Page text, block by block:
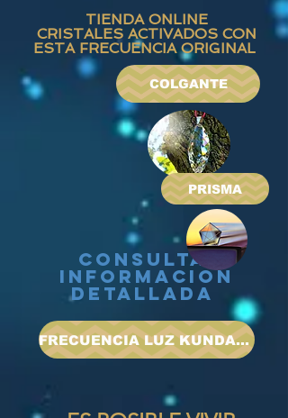
TIENDA ONLINE
CRISTALES ACTIVADOS CON
ESTA FRECUENCIA ORIGINAL
COLGANTE
PRISMA
cONSULTA
INFORMACION
DETALLADA
FRECUENCIA LUZ KUNDALINI